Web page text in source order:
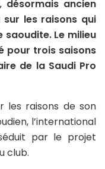
, désormais ancien
sur les raisons qui
saoudite. Le milieu
pour trois saisons
de la Saudi Pro
les raisons de son
l’international
par le projet
club.